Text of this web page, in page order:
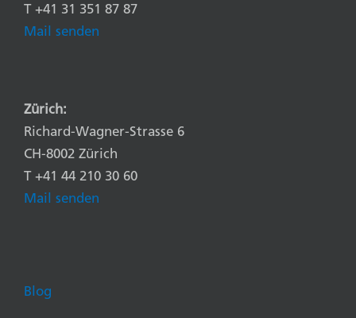
T +41 31 351 87 87
Mail senden
Zürich:
Richard-Wagner-Strasse 6
CH-8002 Zürich
T +41 44 210 30 60
Mail senden
Blog